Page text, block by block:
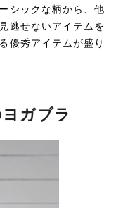
シックな柄から、他
逃せないアイテムを
優秀アイテムが盛り
ガブラ